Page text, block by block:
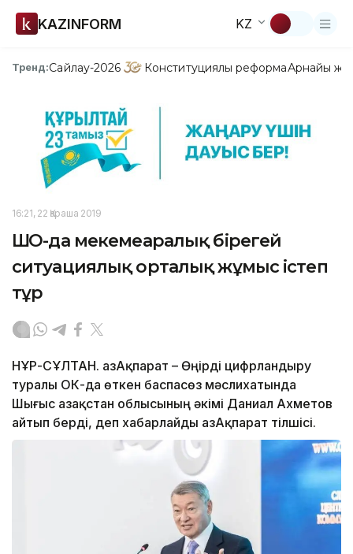
KAZINFORM KZ
Тренд:Сайлау-2026 Конституциялық реформаАрнайы
16:21, 22 Қараша 2019
ШҚО-да мекемеаралық бірегей
ситуациялық орталық жұмыс істеп
тұр
НҰР-СҰЛТАН. ҚазАқпарат – Өңірді цифрландыру
туралы ОКҚ-да өткен баспасөз мәслихатында
Шығыс Қазақстан облысының әкімі Даниал Ахметов
айтып берді, деп хабарлайды ҚазАқпарат тілшісі.